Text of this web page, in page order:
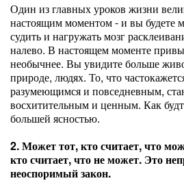
Один из главных уроков жизни
настоящим моментом - и вы будете
судить и нагружать мозг
налево. В настоящем моменте
необычнее. Вы увидите больше
природе, людях. То, что
разумеющимся и повседневным,
восхитительным и ценным. Как
большей ясностью.
2. Может тот, кто считает, что
кто считает, что не может. Это
неоспоримый закон.